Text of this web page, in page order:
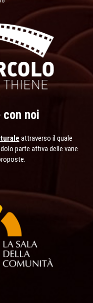
noi
attraverso il quale
parte attiva delle varie